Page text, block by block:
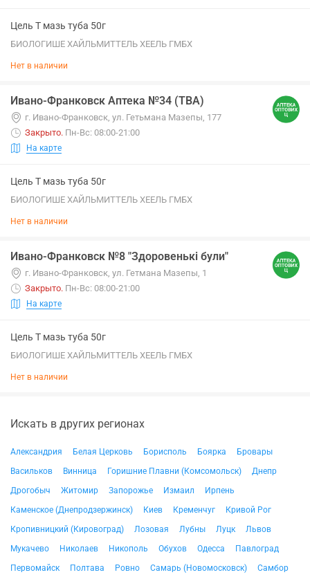
Цель Т мазь туба 50г
БИОЛОГИШЕ ХАЙЛЬМИТТЕЛЬ ХЕЕЛЬ ГМБХ
Нет в наличии
Ивано-Франковск Аптека №34 (ТВА)
г. Ивано-Франковск, ул. Гетьмана Мазепы, 177
Закрыто. Пн-Вс: 08:00-21:00
На карте
Цель Т мазь туба 50г
БИОЛОГИШЕ ХАЙЛЬМИТТЕЛЬ ХЕЕЛЬ ГМБХ
Нет в наличии
Ивано-Франковск №8 "Здоровенькі були"
г. Ивано-Франковск, ул. Гетмана Мазепы, 1
Закрыто. Пн-Вс: 08:00-21:00
На карте
Цель Т мазь туба 50г
БИОЛОГИШЕ ХАЙЛЬМИТТЕЛЬ ХЕЕЛЬ ГМБХ
Нет в наличии
Искать в других регионах
Александрия Белая Церковь Борисполь Боярка
Бровары
Васильков
Винница Горишние Плавни (Комсомольск)
Днепр
Дрогобыч
Житомир Запорожье Измаил
Ирпень
Каменское (Днепродзержинск)
Киев Кременчуг
Кривой Рог
Кропивницкий (Кировоград)
Лозовая Лубны Луцк
Львов
Мукачево
Николаев Никополь Обухов Одесса
Павлоград
Первомайск
Полтава Ровно Самарь (Новомосковск)
Самбор